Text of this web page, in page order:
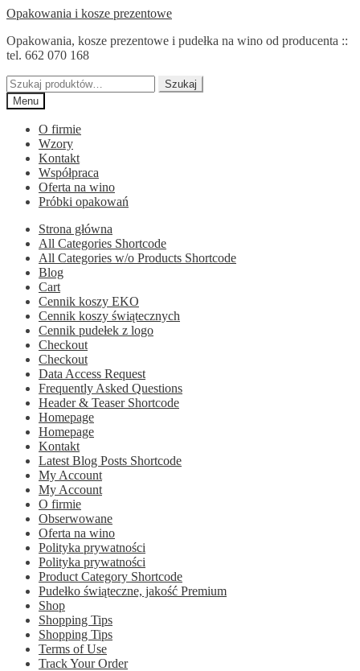
Przejdź
nawigacji
Przejdź
treści
Opakowania i kosze prezentowe
Opakowania, kosze prezentowe i pudełka na wino od producenta ::
tel. 662 070 168
Szukaj:
Szukaj
Menu
O firmie
Wzory
Kontakt
Współpraca
Oferta na wino
Próbki opakowań
Strona główna
All Categories Shortcode
All Categories w/o Products Shortcode
Blog
Cart
Cennik koszy EKO
Cennik koszy świątecznych
Cennik pudełek z logo
Checkout
Checkout
Data Access Request
Frequently Asked Questions
Header & Teaser Shortcode
Homepage
Homepage
Kontakt
Latest Blog Posts Shortcode
My Account
My Account
O firmie
Obserwowane
Oferta na wino
Polityka prywatności
Polityka prywatności
Product Category Shortcode
Pudełko świąteczne, jakość Premium
Shop
Shopping Tips
Shopping Tips
Terms of Use
Track Your Order